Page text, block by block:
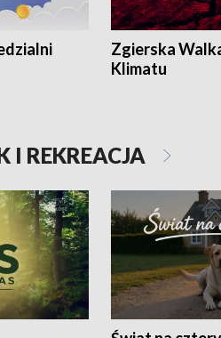
Zgierska
Klimatu
I REKREACJA